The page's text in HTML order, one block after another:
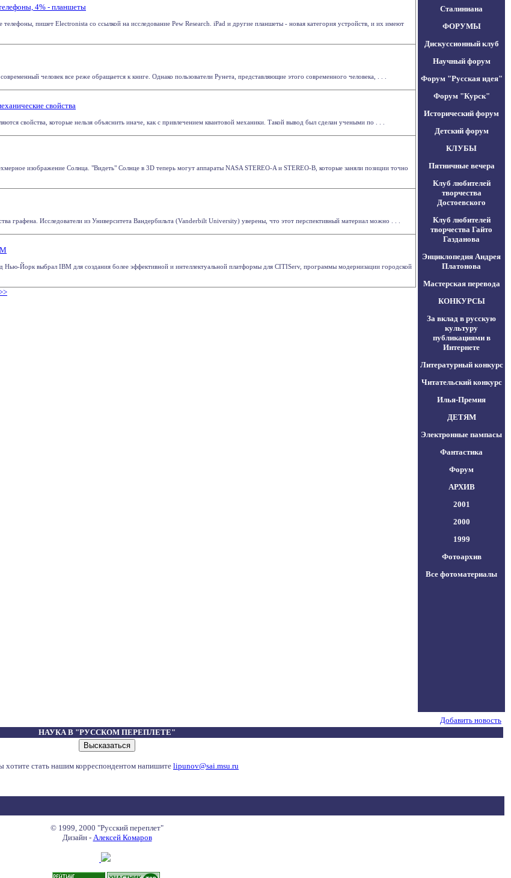
4% - планшеты
пишет Electronista со ссылкой на исследование Pew Research. iPad и другие планшеты - новая категория устройств, и их имеют
человек все реже обращается к книге. Однако пользователи Рунета, представляющие этого современного человека, . . .
свойства
свойства, которые нельзя объяснить иначе, как с привлечением квантовой механики. Такой вывод был сделан учеными по . . .
изображение Солнца. "Видеть" Солнце в 3D теперь могут аппараты NASA STEREO-A и STEREO-B, которые заняли позиции точно
графена. Исследователи из Университета Вандербильта (Vanderbilt University) уверены, что этот перспективный материал можно . . .
Йорк выбрал IBM для создания более эффективной и интеллектуальной платформы для CITIServ, программы модернизации городской
Сталиниана
ФОРУМЫ
Дискуссионный клуб
Научный форум
Форум "Русская идея"
Форум "Курск"
Исторический форум
Детский форум
КЛУБЫ
Пятничные вечера
Клуб любителей
творчества
Достоевского
Клуб любителей
творчества Гайто
Газданова
Энциклопедия Андрея
Платонова
Мастерская перевода
КОНКУРСЫ
За вклад в русскую
культуру
публикациями в
Интернете
Литературный конкурс
Читательский конкурс
Илья-Премия
ДЕТЯМ
Электронные пампасы
Фантастика
Форум
АРХИВ
2001
2000
1999
Фотоархив
Все фотоматериалы
Добавить новость
НАУКА В "РУССКОМ ПЕРЕПЛЕТЕ"
хотите стать нашим корреспондентом напишите lipunov@sai.msu.ru
© 1999, 2000 "Русский переплет"
Дизайн - Алексей Комаров